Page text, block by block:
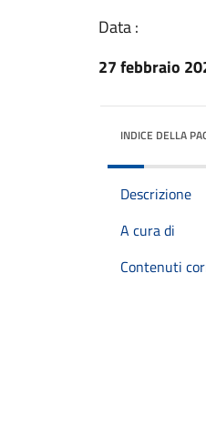
Data :
27 febbraio
INDICE DELLA
Descrizione
A cura di
Contenuti